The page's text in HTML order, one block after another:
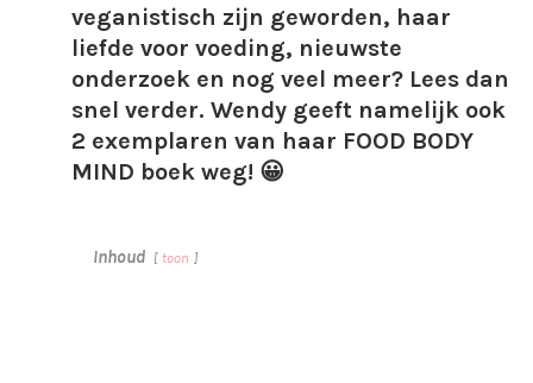
veganistisch zijn geworden, haar
liefde voor voeding, nieuwste
onderzoek en nog veel meer? Lees dan
snel verder. Wendy geeft namelijk ook
2 exemplaren van haar FOOD BODY
MIND boek weg! 😀
Inhoud toon